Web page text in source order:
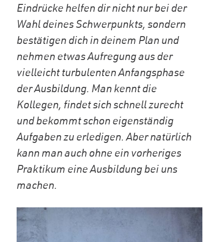
Eindrücke helfen dir nicht nur bei der
Wahl deines Schwerpunkts, sondern
bestätigen dich in deinem Plan und
nehmen etwas Aufregung aus der
vielleicht turbulenten Anfangsphase
der Ausbildung. Man kennt die
Kollegen, findet sich schnell zurecht
und bekommt schon eigenständig
Aufgaben zu erledigen. Aber natürlich
kann man auch ohne ein vorheriges
Praktikum eine Ausbildung bei uns
machen.